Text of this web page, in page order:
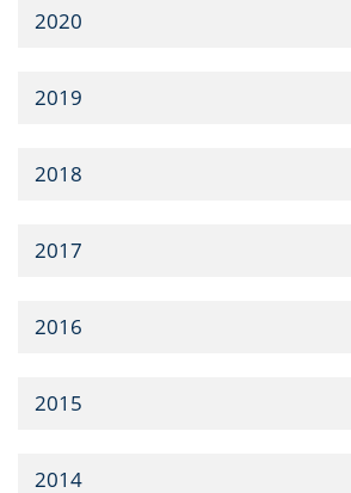
2020
2019
2018
2017
2016
2015
2014